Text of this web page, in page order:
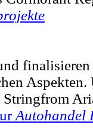
Aspekten.
Stringfrom
Autohandel